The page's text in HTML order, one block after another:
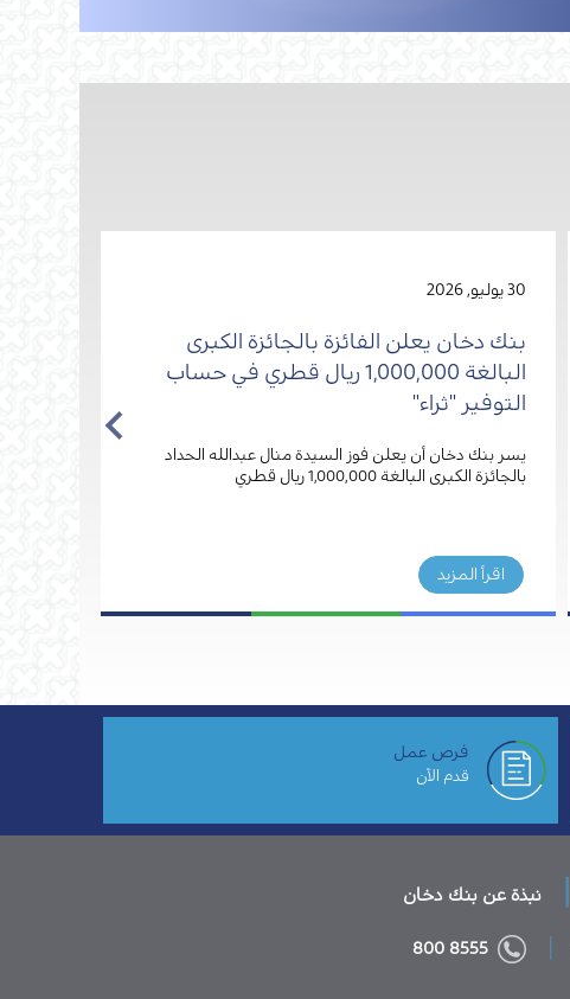
30 يوليو, 2026
بنك دخان يعلن الفائزة بالجائزة الكبرى
البالغة 1,000,000 ريال قطري في حساب
التوفير "ثراء"
يسر بنك دخان أن يعلن فوز السيدة منال عبدالله الحداد
بالجائزة الكبرى البالغة 1,000,000 ريال قطري
اقرأ المزيد
فرص عمل
قدم الآن
نبذة عن بنك دخان
8555 800